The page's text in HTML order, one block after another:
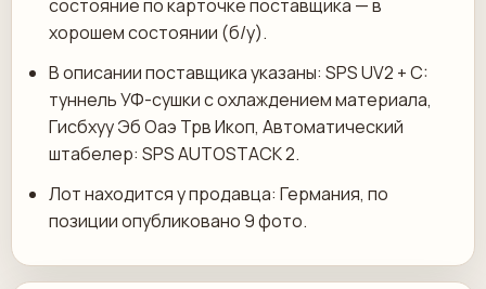
состояние по карточке поставщика — в
хорошем состоянии (б/у).
В описании поставщика указаны: SPS UV2 + C:
туннель УФ-сушки с охлаждением материала,
Гисбхуу Эб Оаэ Трв Икоп, Автоматический
штабелер: SPS AUTOSTACK 2.
Лот находится у продавца: Германия, по
позиции опубликовано 9 фото.